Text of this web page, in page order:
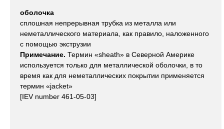
оболочка
сплошная непрерывная трубка из металла или
неметаллического материала, как правило, наложенного
с помощью экструзии
Примечание. Термин «sheath» в Северной Америке
используется только для металлической оболочки, в то
время как для неметаллических покрытии применяется
термин «jacket»
[IEV number 461-05-03]